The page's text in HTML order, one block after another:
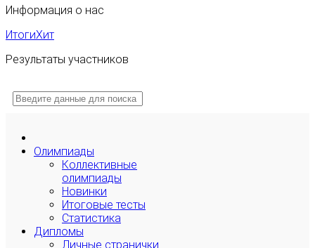
Информация о нас
ИтогиХит
Результаты участников
Олимпиады
Коллективные
олимпиады
Новинки
Итоговые тесты
Статистика
Дипломы
Личные странички